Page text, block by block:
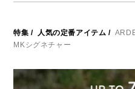
特集 / 人気の定番アイテム /
MKシグネチャー